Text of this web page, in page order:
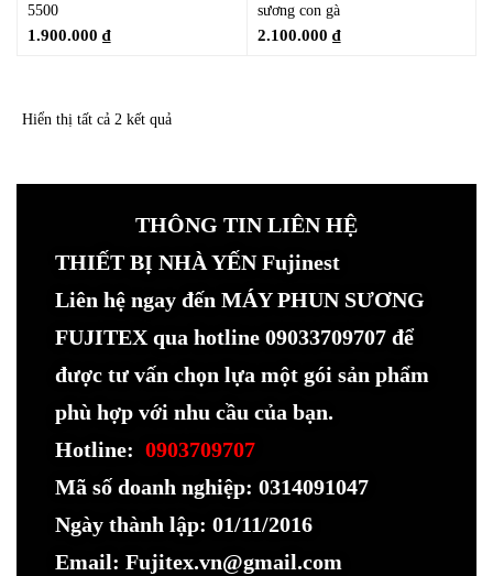
5500
1.900.000 ₫
sương con gà
2.100.000 ₫
Hiển thị tất cả 2 kết quả
THÔNG TIN LIÊN HỆ
THIẾT BỊ NHÀ YẾN Fujinest
Liên hệ ngay đến MÁY PHUN SƯƠNG
FUJITEX qua hotline 09033709707 để
được tư vấn chọn lựa một gói sản phẩm
phù hợp với nhu cầu của bạn.
Hotline: 0903709707
Mã số doanh nghiệp: 0314091047
Ngày thành lập: 01/11/2016
Email: Fujitex.vn@gmail.com